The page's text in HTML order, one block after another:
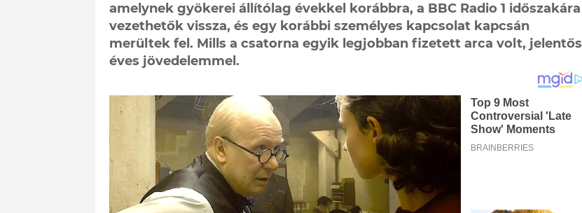
amelynek gyökerei állítólag évekkel korábbra, a BBC Radio 1 időszakára
vezethetők vissza, és egy korábbi személyes kapcsolat kapcsán
merültek fel. Mills a csatorna egyik legjobban fizetett arca volt, jelentős
éves jövedelemmel.